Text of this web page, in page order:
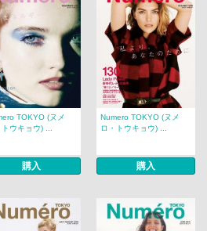
TOKYO (ヌメ
ウキョウ) ...
購入
Numero TOKYO (ヌメ
ロ・トウキョウ) ...
購入